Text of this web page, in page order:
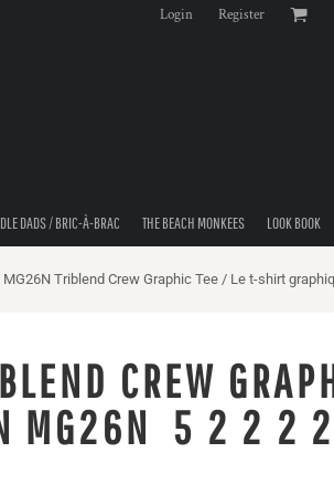
Login Register
DADS / BRIC-À-BRAC THE BEACH MONKEES LOOK BOOK
Triblend Crew Graphic Tee / Le t-shirt
CREW
MG26N 5 2 2